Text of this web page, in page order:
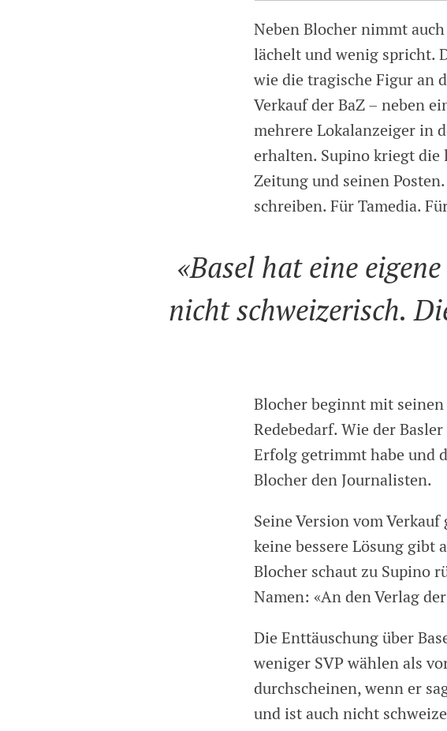
Neben Blocher nimmt
lächelt und wenig spricht.
wie die tragische Figur an
Verkauf der BaZ – neben
mehrere Lokalanzeiger in
erhalten. Supino kriegt die
Zeitung und seinen
schreiben. Für Tamedia.
«Basel hat eine
nicht schweizerisch.
Blocher beginnt mit
Redebedarf. Wie der
Erfolg getrimmt habe und
Blocher den Journalisten.
Seine Version vom
keine bessere Lösung gibt
Blocher schaut zu Supino
Namen: «An den Verlag
Die Enttäuschung über
weniger SVP wählen als
durchscheinen, wenn er
und ist auch nicht